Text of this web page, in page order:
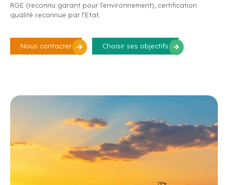
RGE (reconnu garant pour l’environnement), certification
qualité reconnue par l’Etat.
Nous contacter Choisir ses objectifs